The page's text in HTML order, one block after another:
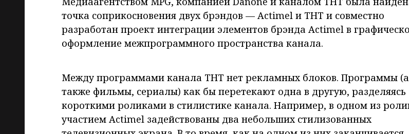
точка соприкосновения двух брэндов — Actimel и ТНТ и совместно
разработан проект интеграции элементов брэнда Actimel в
оформление межпрограммного пространства канала.
Между программами канала ТНТ нет рекламных блоков. Программы (а
также фильмы, сериалы) как бы перетекают одна в другую, разделяясь
короткими роликами в стилистике канала. Например, в одном из
участием Actimel задействованы два небольших стилизованных